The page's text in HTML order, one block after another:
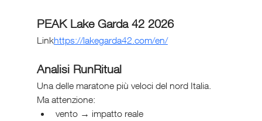
PEAK Lake Garda 42 2026
Linkhttps://lakegarda42.com/en/
Analisi RunRitual
Una delle maratone più veloci del nord Italia.
Ma attenzione:
vento → impatto reale